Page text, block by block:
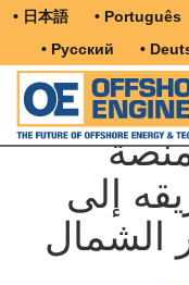
• 日本語 • Português
• Русский
•
إلى
الشمال